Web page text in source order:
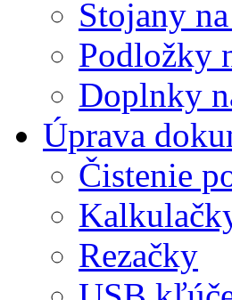
Stojany
Podložky
Doplnky
Úprava
Čistenie
Rezačky